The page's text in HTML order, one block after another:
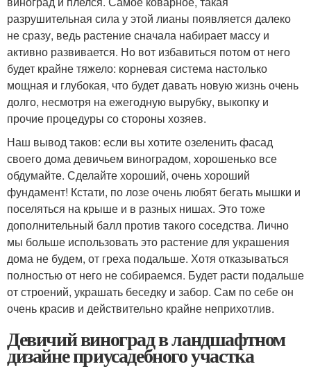
разрушительная сила у этой лианы появляется далеко
не сразу, ведь растение сначала набирает массу и
активно развивается. Но вот избавиться потом от него
будет крайне тяжело: корневая система настолько
мощная и глубокая, что будет давать новую жизнь очень
долго, несмотря на ежегодную вырубку, выкопку и
прочие процедуры со стороны хозяев.
Наш вывод таков: если вы хотите озеленить фасад
своего дома девичьем виноградом, хорошенько все
обдумайте. Сделайте хороший, очень хороший
фундамент! Кстати, по лозе очень любят бегать мышки и
поселяться на крыше и в разных нишах. Это тоже
дополнительный балл против такого соседства. Лично
мы больше использовать это растение для украшения
дома не будем, от греха подальше. Хотя отказываться
полностью от него не собираемся. Будет расти подальше
от строений, украшать беседку и забор. Сам по себе он
очень красив и действительно крайне неприхотлив.
Девичий виноград в ландшафтном
дизайне приусадебного участка